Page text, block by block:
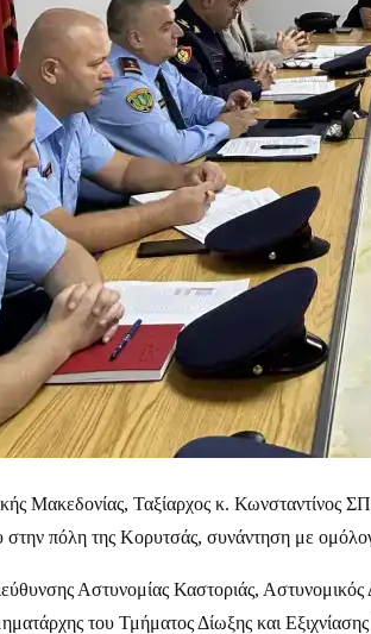
Μακεδονίας, Ταξίαρχος κ.
πόλη της Κορυτσάς, συνάντηση με
Αστυνομίας Καστοριάς,
του Τμήματος Δίωξης και